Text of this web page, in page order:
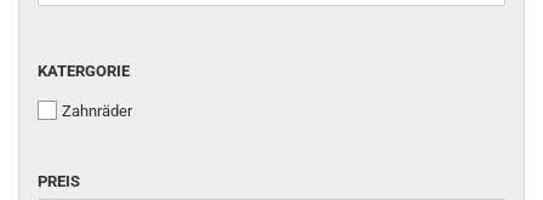
KATERGORIE
KATERGORIE
Zahnräder
PREIS
PREIS